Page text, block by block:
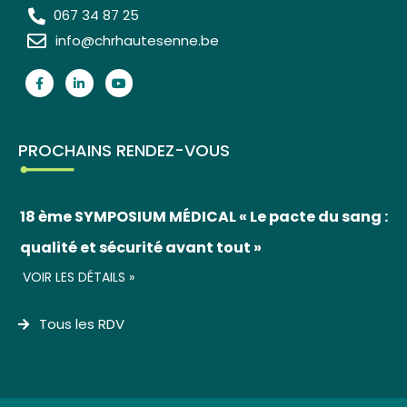
067 34 87 25
info@chrhautesenne.be
PROCHAINS RENDEZ-VOUS
18 ème SYMPOSIUM MÉDICAL « Le pacte du sang :
qualité et sécurité avant tout »
VOIR LES DÉTAILS »
Tous les RDV